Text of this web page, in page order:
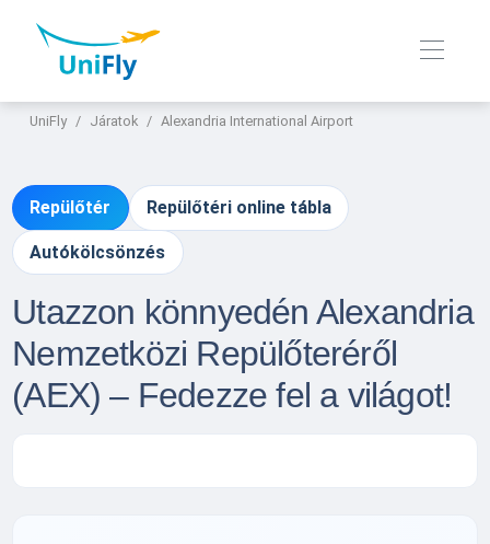
UniFly Járatok Alexandria International Airport
Repülőtér Repülőtéri online tábla
Autókölcsönzés
Utazzon könnyedén Alexandria
Nemzetközi Repülőteréről
(AEX) – Fedezze fel a világot!